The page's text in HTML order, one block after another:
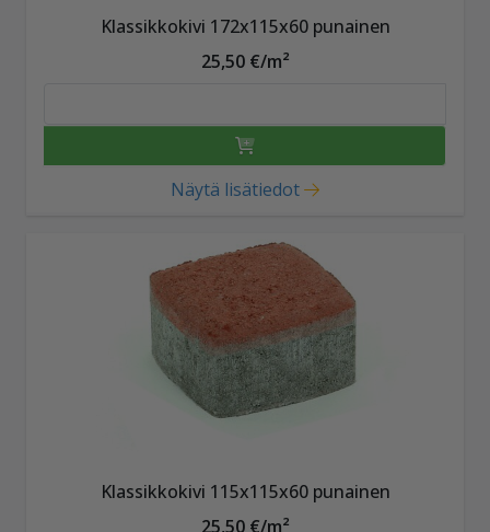
Klassikkokivi 172x115x60 punainen
25,50 €/m²
Näytä lisätiedot
Klassikkokivi 115x115x60 punainen
25,50 €/m²